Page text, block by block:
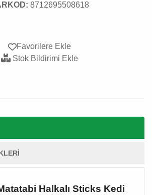
8712695508618
Favorilere Ekle
Stok Bildirimi Ekle
Halkalı Sticks Kedi